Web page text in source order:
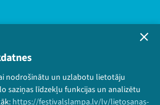
nodrošinātu un uzlabotu lietotāju
saziņas līdzekļu funkcijas un analizētu
https://festivalslampa.lv/lv/lietosanas-
LAMPA Visas tiesības